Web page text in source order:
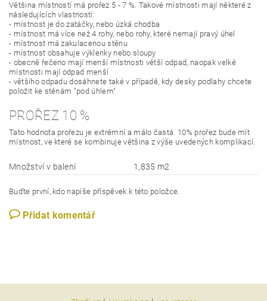
Většina místností má prořez 5 - 7 %. Takové místnosti mají některé z
následujících vlastností:
- místnost je do zatáčky, nebo úzká chodba
- místnost má více než 4 rohy, nebo rohy, které nemají pravý úhel
- místnost má zakulacenou stěnu
- místnost obsahuje výklenky nebo sloupy
- obecně řečeno mají menší místnosti větší odpad, naopak velké
místnosti mají odpad menší
- většího odpadu dosáhnete také v případě, kdy desky podlahy chcete
položit ke stěnám "pod úhlem"
PROŘEZ 10 %
Tato hodnota prořezu je extrémní a málo častá. 10% prořez bude mít
místnost, ve které se kombinuje většina z výše uvedených komplikací.
Množství v balení 1,835 m2
Buďte první, kdo napíše příspěvek k této položce.
Přidat komentář